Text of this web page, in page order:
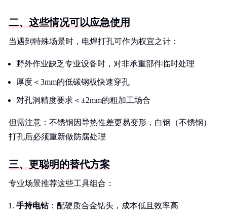
二、这些情况可以应急使用
当遇到特殊场景时，电焊打孔可作为权宜之计：
野外作业缺乏专业设备时，对非承重部件临时处理
厚度＜3mm的低碳钢板快速穿孔
对孔洞精度要求＜±2mm的粗加工场合
但需注意：不锈钢因导热性差更易变形，白钢（不锈钢）
打孔后必须重新做防腐处理
三、更聪明的替代方案
专业场景推荐这些工具组合：
手持电钻：配硬质合金钻头，成本低且效率高